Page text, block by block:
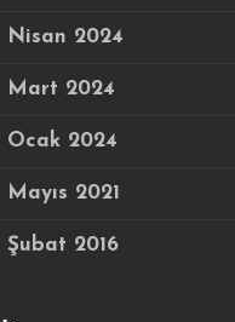
Nisan 2024
Mart 2024
Ocak 2024
Mayıs 2021
Şubat 2016